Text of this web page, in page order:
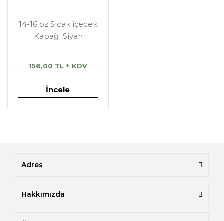
14-16 oz Sıcak içecek
Kapağı Siyah
156,00 TL + KDV
İncele
Adres
Hakkımızda